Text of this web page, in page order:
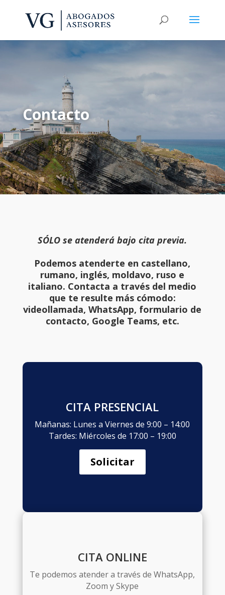
Contacto
SÓLO se atenderá bajo cita previa.
Podemos atenderte en castellano,
rumano, inglés, moldavo, ruso e
italiano. Contacta a través del medio
que te resulte más cómodo:
videollamada, WhatsApp, formulario de
contacto, Google Teams, etc.
CITA PRESENCIAL
Mañanas: Lunes a Viernes de 9:00 – 14:00
Tardes: Miércoles de 17:00 – 19:00
Solicitar
CITA ONLINE
Te podemos atender a través de WhatsApp,
Zoom y Skype